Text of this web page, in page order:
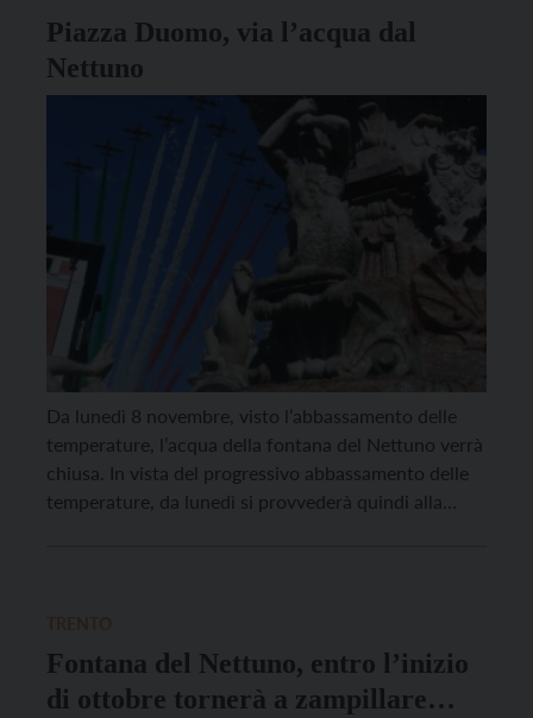
Piazza Duomo, via l’acqua dal
Nettuno
Da lunedì 8 novembre, visto l’abbassamento delle
temperature, l’acqua della fontana del Nettuno verrà
chiusa. In vista del progressivo abbassamento delle
temperature, da lunedì si provvederà quindi alla
Fontana del Nettuno, entro l’inizio
di ottobre tornerà a zampillare